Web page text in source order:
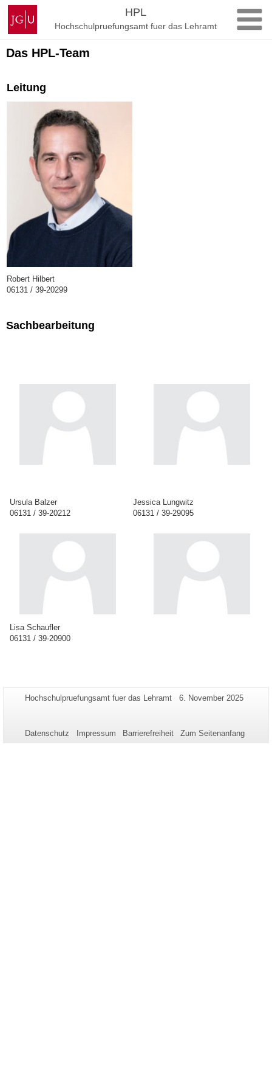
Zum
Inhalt
springen
Johannes
Gutenberg-
Universität
Mainz
HPL
Hochschulpruefungsamt fuer das Lehramt
Das HPL-Team
Leitung
Robert Hilbert
06131 / 39-20299
Sachbearbeitung
Ursula Balzer
06131 / 39-20212
Jessica Lungwitz
06131 / 39-29095
Lisa Schaufler
06131 / 39-20900
Zusätzliche
dieser
Seiten-
Hochschulpruefungsamt fuer das Lehramt
Letzte
6. November 2025
Datenschutz Impressum Barrierefreiheit Zum Seitenanfang